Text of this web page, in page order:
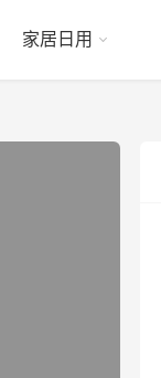
家居日用